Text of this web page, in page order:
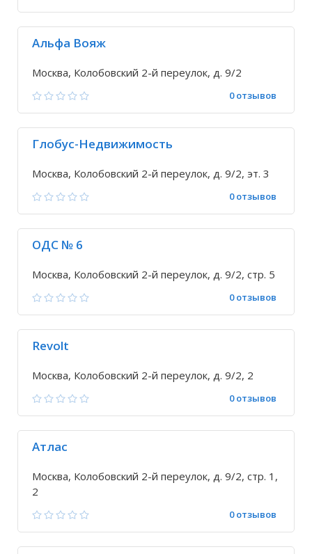
Альфа Вояж
Москва, Колобовский 2-й переулок, д. 9/2
0 отзывов
Глобус-Недвижимость
Москва, Колобовский 2-й переулок, д. 9/2, эт. 3
0 отзывов
ОДС № 6
Москва, Колобовский 2-й переулок, д. 9/2, стр. 5
0 отзывов
Revolt
Москва, Колобовский 2-й переулок, д. 9/2, 2
0 отзывов
Атлас
Москва, Колобовский 2-й переулок, д. 9/2, стр. 1,
2
0 отзывов